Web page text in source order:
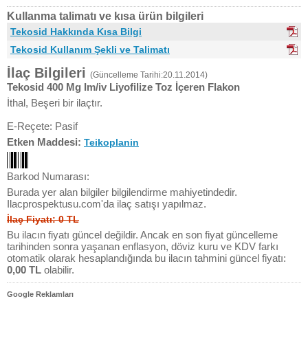
Kullanma talimatı ve kısa ürün bilgileri
Tekosid Hakkında Kısa Bilgi
Tekosid Kullanım Şekli ve Talimatı
İlaç Bilgileri (Güncelleme Tarihi:20.11.2014)
Tekosid 400 Mg Im/iv Liyofilize Toz İçeren Flakon
İthal, Beşeri bir ilaçtır.
E-Reçete: Pasif
Etken Maddesi: Teikoplanin
Barkod Numarası:
Burada yer alan bilgiler bilgilendirme mahiyetindedir.
Ilacprospektusu.com'da ilaç satışı yapılmaz.
İlaç Fiyatı: 0 TL
Bu ilacın fiyatı güncel değildir. Ancak en son fiyat güncelleme
tarihinden sonra yaşanan enflasyon, döviz kuru ve KDV farkı
otomatik olarak hesaplandığında bu ilacın tahmini güncel fiyatı:
0,00 TL olabilir.
Google Reklamları